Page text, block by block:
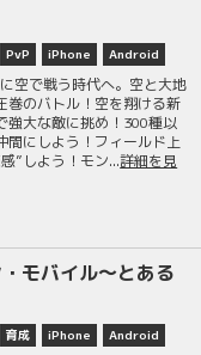
PvP iPhone Android
空で戦う時代へ。空と大地
巻のバトル！空を翔ける新
強大な敵に挑め！300種以
間にしよう！フィールド上
”しよう！モン...詳細を見
モバイル〜とある
育成 iPhone Android